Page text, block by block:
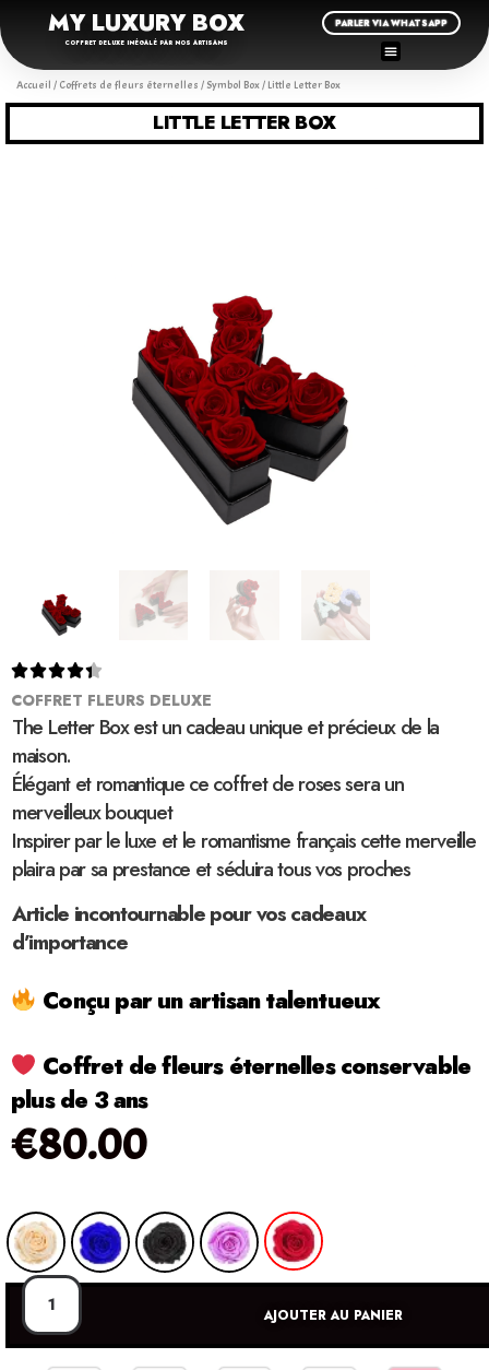
MY LUXURY BOX
COFFRET DELUXE INÉGALÉ PAR NOS ARTISANS
PARLER VIA WHATSAPP
Accueil / Coffrets de fleurs éternelles / Symbol Box/ Little Letter Box
LITTLE LETTER BOX

COFFRET FLEURS DELUXE
The Letter Box est un cadeau unique et précieux de la
maison.
Élégant et romantique ce coffret de roses sera un
merveilleux bouquet
Inspirer par le luxe et le romantisme français cette merveille
plaira par sa prestance et séduira tous vos proches
Article incontournable pour vos cadeaux
d’importance
Conçu par un artisan talentueux
Coffret de fleurs éternelles conservable
plus de 3 ans
€80.00
AJOUTER AU PANIER